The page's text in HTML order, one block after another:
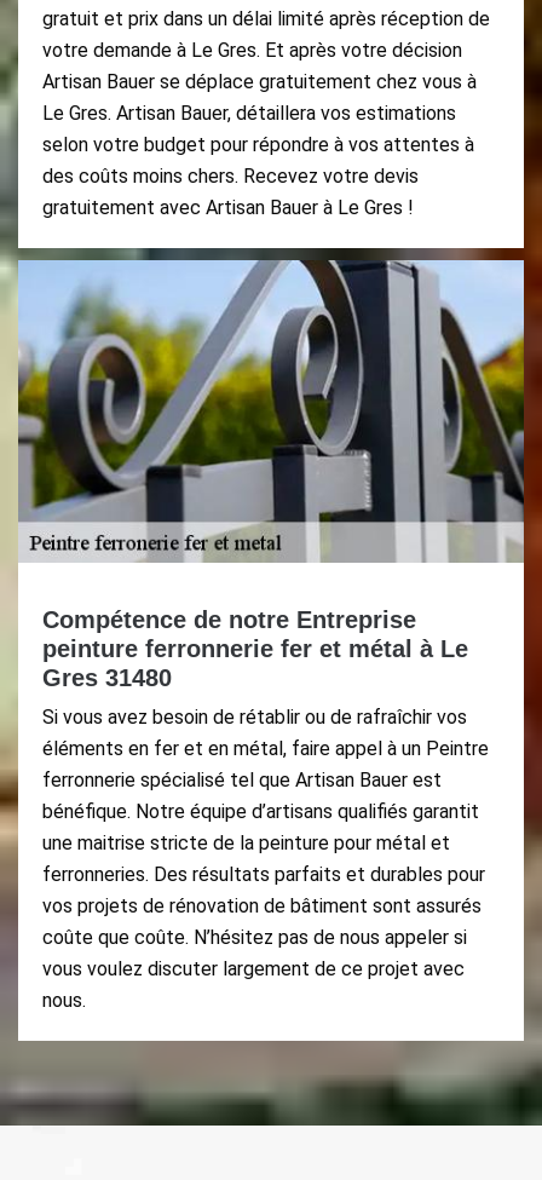
gratuit et prix dans un délai limité après réception de
votre demande à Le Gres. Et après votre décision
Artisan Bauer se déplace gratuitement chez vous à
Le Gres. Artisan Bauer, détaillera vos estimations
selon votre budget pour répondre à vos attentes à
des coûts moins chers. Recevez votre devis
gratuitement avec Artisan Bauer à Le Gres !
Compétence de notre Entreprise
peinture ferronnerie fer et métal à Le
Gres 31480
Si vous avez besoin de rétablir ou de rafraîchir vos
éléments en fer et en métal, faire appel à un Peintre
ferronnerie spécialisé tel que Artisan Bauer est
bénéfique. Notre équipe d’artisans qualifiés garantit
une maitrise stricte de la peinture pour métal et
ferronneries. Des résultats parfaits et durables pour
vos projets de rénovation de bâtiment sont assurés
coûte que coûte. N’hésitez pas de nous appeler si
vous voulez discuter largement de ce projet avec
nous.